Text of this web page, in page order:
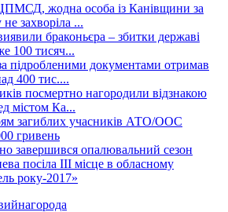
жодна особа із Канівщини за
захворіла ...
браконьєра – збитки державі
100 тисяч...
підробленими документами отримав
400 тис....
посмертно нагородили відзнакою
містом Ка...
загиблих учасників АТО/ООС
гривень
завершився опалювальний сезон
посіла ІІІ місце в обласному
року-2017»
нагорода